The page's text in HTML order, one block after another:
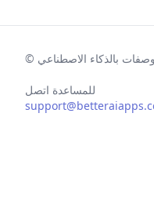
© بالذكاء الاصطناعي
للمساعدة اتصل